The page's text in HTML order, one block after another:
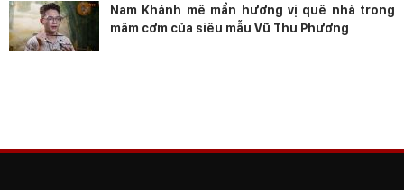
Nam Khánh mê mẩn hương vị quê nhà trong
mâm cơm của siêu mẫu Vũ Thu Phương